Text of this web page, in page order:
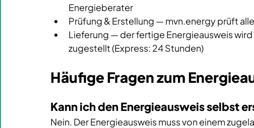
Energieberater
Prüfung & Erstellung — mvn.energy prüft
Lieferung — der fertige Energieausweis
zugestellt (Express: 24 Stunden)
Häufige Fragen zum
Kann ich den Energieausweis selbst
Nein. Der Energieausweis muss von einem